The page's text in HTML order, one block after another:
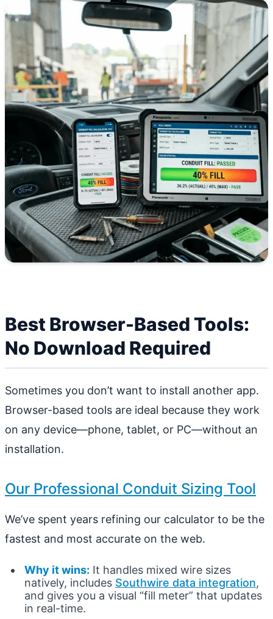
Best Browser-Based Tools:
No Download Required
Sometimes you don’t want to install another app.
Browser-based tools are ideal because they work
on any device—phone, tablet, or PC—without an
installation.
Our Professional Conduit Sizing Tool
We’ve spent years refining our calculator to be the
fastest and most accurate on the web.
Why it wins: It handles mixed wire sizes
natively, includes Southwire data integration,
and gives you a visual “fill meter” that updates
in real-time.